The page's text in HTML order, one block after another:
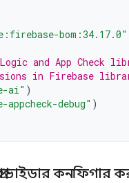
bom:34.17.0"
and App Check
in Firebase
ai" )
debug" )
কনফিগার